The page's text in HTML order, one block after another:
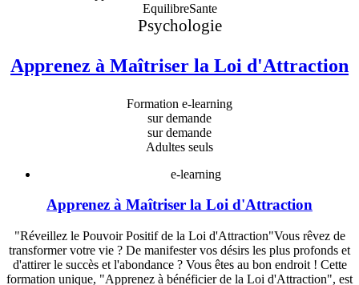
EquilibreSante
Psychologie
Apprenez à Maîtriser la Loi d'Attraction
Formation e-learning
sur demande
sur demande
Adultes seuls
e-learning
Apprenez à Maîtriser la Loi d'Attraction
"Réveillez le Pouvoir Positif de la Loi d'Attraction"Vous rêvez de
transformer votre vie ? De manifester vos désirs les plus profonds et
d'attirer le succès et l'abondance ? Vous êtes au bon endroit ! Cette
formation unique, "Apprenez à bénéficier de la Loi d'Attraction", est